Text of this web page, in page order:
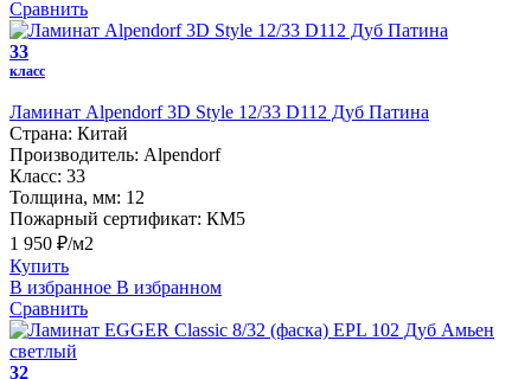
Сравнить
33
класс
Ламинат Alpendorf 3D Style 12/33 D112 Дуб Патина
Страна: Китай
Производитель: Alpendorf
Класс: 33
Толщина, мм: 12
Пожарный сертификат: КМ5
1 950 ₽/м2
Купить
В избранное В избранном
Сравнить
32